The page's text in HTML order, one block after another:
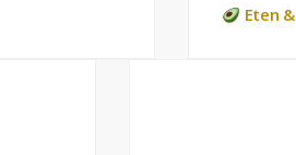
Eten